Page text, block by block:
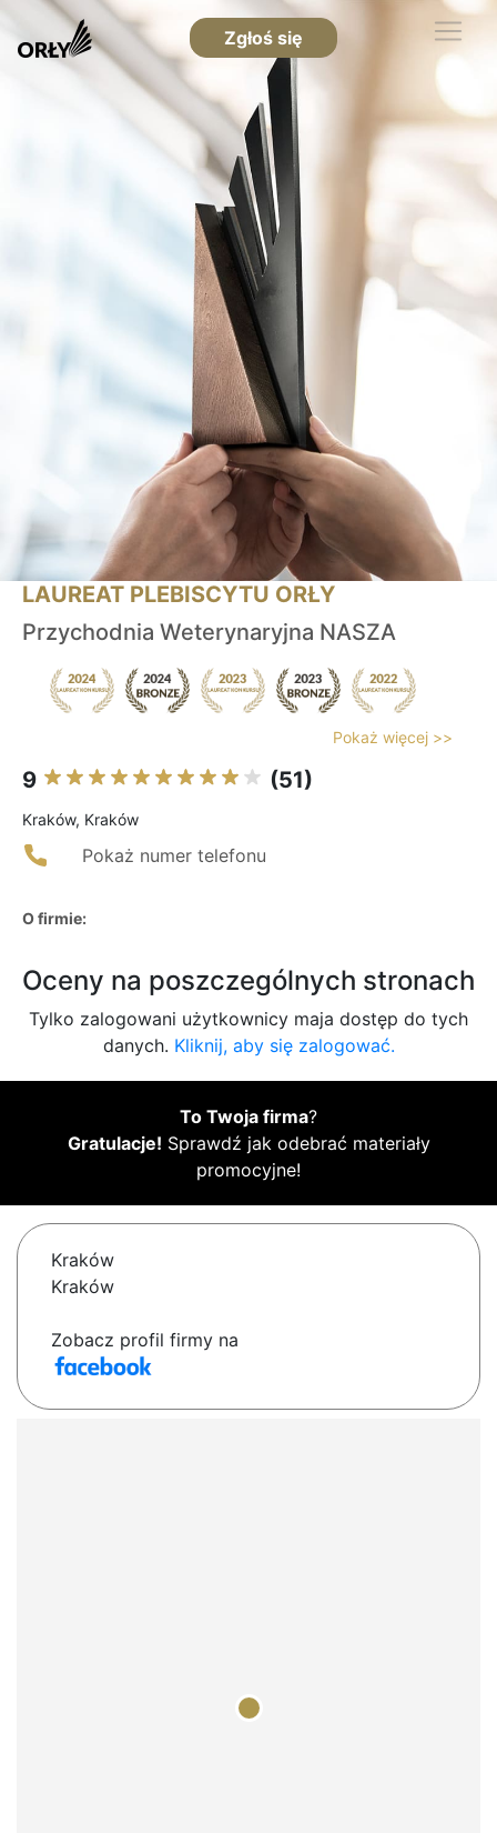
Zgłoś się
LAUREAT PLEBISCYTU ORŁY
Przychodnia Weterynaryjna NASZA
Pokaż więcej >>
9 (51)
Kraków, Kraków
Pokaż numer telefonu
O firmie:
Oceny na poszczególnych stronach
Tylko zalogowani użytkownicy maja dostęp do tych
danych. Kliknij, aby się zalogować.
To Twoja firma?
Gratulacje! Sprawdź jak odebrać materiały
promocyjne!
Kraków
Kraków
Zobacz profil firmy na